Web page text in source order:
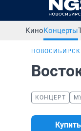
КиноКонцерты
НОВОСИБИРСК
КОНЦЕРТ